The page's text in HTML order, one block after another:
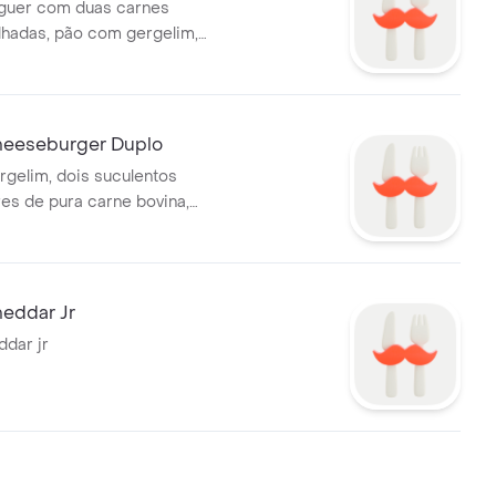
com duas carnes
pão com gergelim,
onion rings, molho
Duplo
dois suculentos
de pura carne bovina,
queijo derretido, duas
Jr
jr